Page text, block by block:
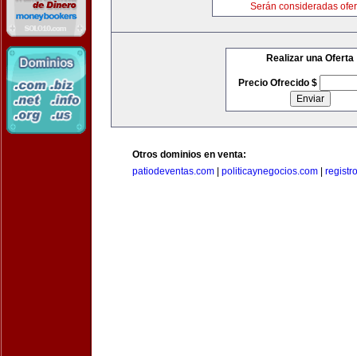
Serán consideradas
Realizar una Oferta
Precio Ofrecido $
Otros dominios en venta:
patiodeventas.com
politicaynegocios.com